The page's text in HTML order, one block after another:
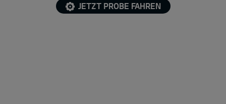
JETZT PROBE FAHREN